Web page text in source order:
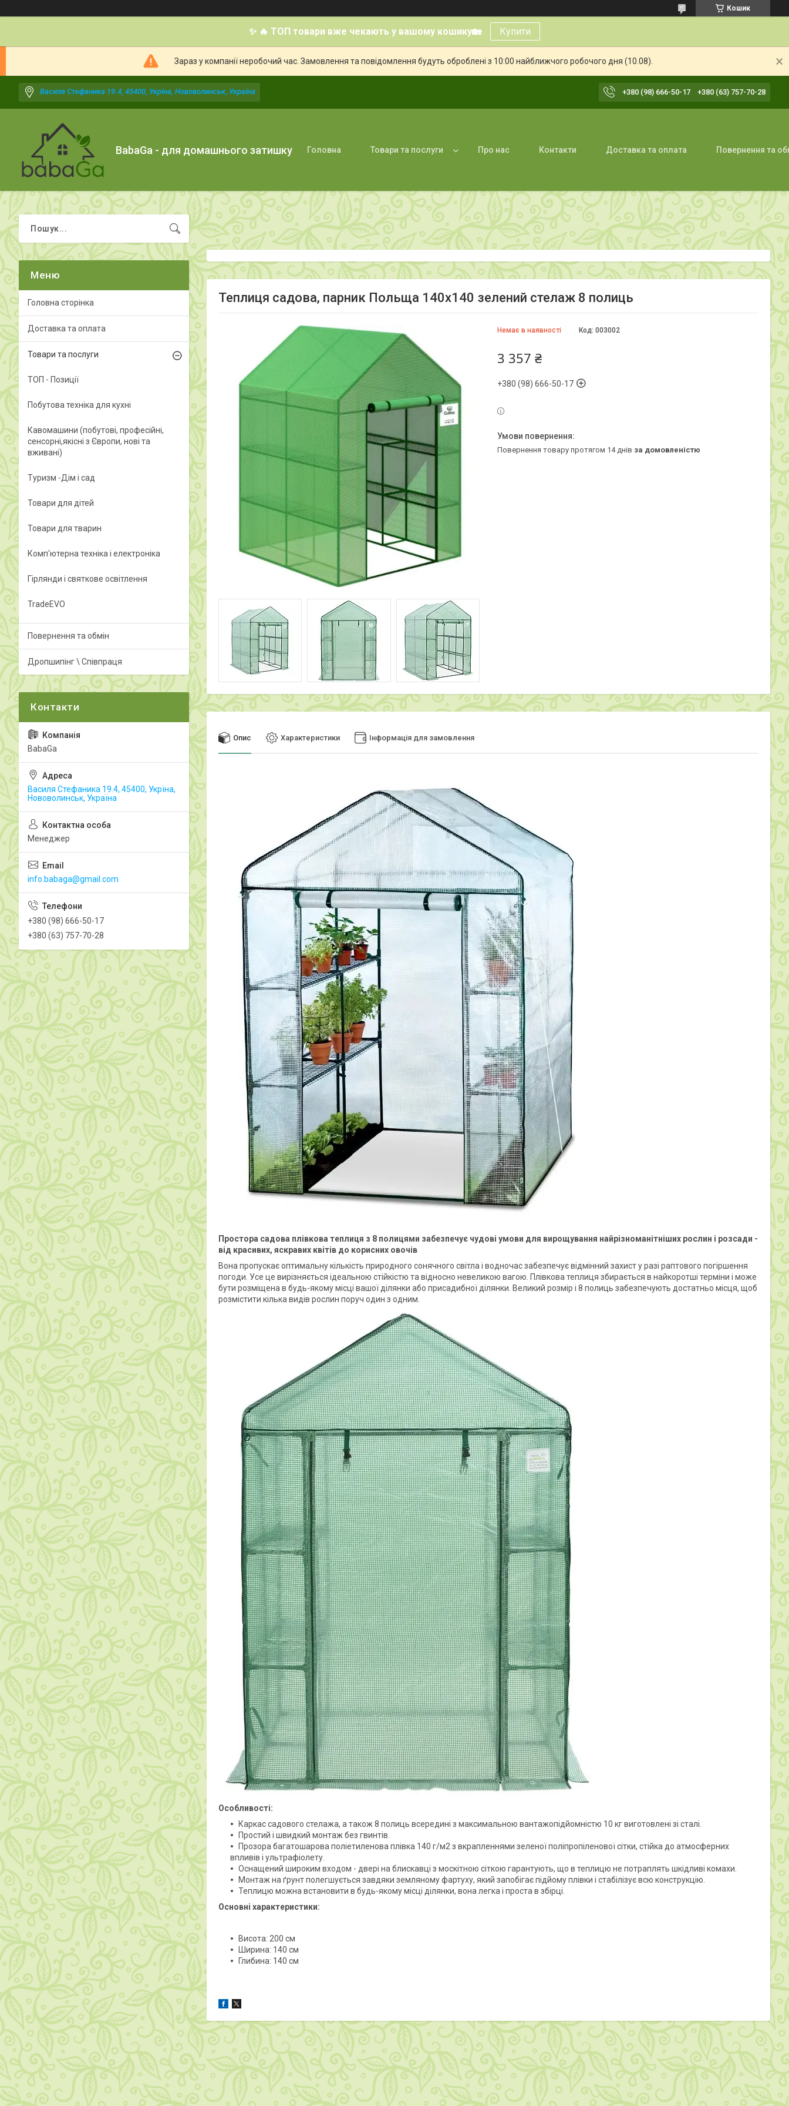
Кошик
✨ 🔥 ТОП товари вже чекають у вашому кошику🏡 Купити
Зараз у компанії неробочий час. Замовлення та повідомлення будуть оброблені з 10:00 найближчого робочого дня (10.08).
Василя Стефаника 19.4, 45400, Укрїна, Нововолинськ, Україна +380 (98) 666-50-17 +380 (63) 757-70-28
BabaGa - для домашнього затишку Головна Товари та послуги Про нас Контакти Доставка та оплата Повернення та
Теплиця садова, парник Польща 140x140 зелений стелаж 8 полиць
Немає в наявності Код: 003002
3 357 ₴
+380 (98) 666-50-17
повернення товару протягом 14 днів за домовленістю
Опис Характеристики Інформація для замовлення
Простора садова плівкова теплиця з 8 полицями забезпечує чудові умови для вирощування найрізноманітніших рослин і розсади -
від красивих, яскравих квітів до корисних овочів
Вона пропускає оптимальну кількість природного сонячного світла і водночас забезпечує відмінний захист у разі раптового погіршення
погоди. Усе це вирізняється ідеальною стійкістю та відносно невеликою вагою. Плівкова теплиця збирається в найкоротші терміни і може
бути розміщена в будь-якому місці вашої ділянки або присадибної ділянки. Великий розмір і 8 полиць забезпечують достатньо місця, щоб
розмістити кілька видів рослин поруч один з одним.
Особливості:
Каркас садового стелажа, а також 8 полиць всередині з максимальною вантажопідйомністю 10 кг виготовлені зі сталі.
Простий і швидкий монтаж без гвинтів.
Прозора багатошарова поліетиленова плівка 140 г/м2 з вкрапленнями зеленої поліпропіленової сітки, стійка до атмосферних
впливів і ультрафіолету.
Оснащений широким входом - двері на блискавці з москітною сіткою гарантують, що в теплицю не потраплять шкідливі комахи.
Монтаж на ґрунт полегшується завдяки земляному фартуху, який запобігає підйому плівки і стабілізує всю конструкцію.
Теплицю можна встановити в будь-якому місці ділянки, вона легка і проста в збірці.
Основні характеристики:
Висота: 200 см
Ширина: 140 см
Глибина: 140 см
Головна сторінка
Доставка та оплата
Товари та послуги
ТОП - Позиції
Побутова техніка для кухні
Кавомашини (побутові, професійні,
сенсорні,якісні з Європи, нові та
вживані)
Туризм -Дім і сад
Товари для дітей
Товари для тварин
Комп'ютерна техніка і електроніка
Гірлянди і святкове освітлення
TradeEVO
Повернення та обмін
Дропшипінг \ Співпраця
BabaGa
Василя Стефаника 19.4, 45400, Укрїна,
Нововолинськ, Україна
Менеджер
info.babaga@gmail.com
+380 (98) 666-50-17
+380 (63) 757-70-28